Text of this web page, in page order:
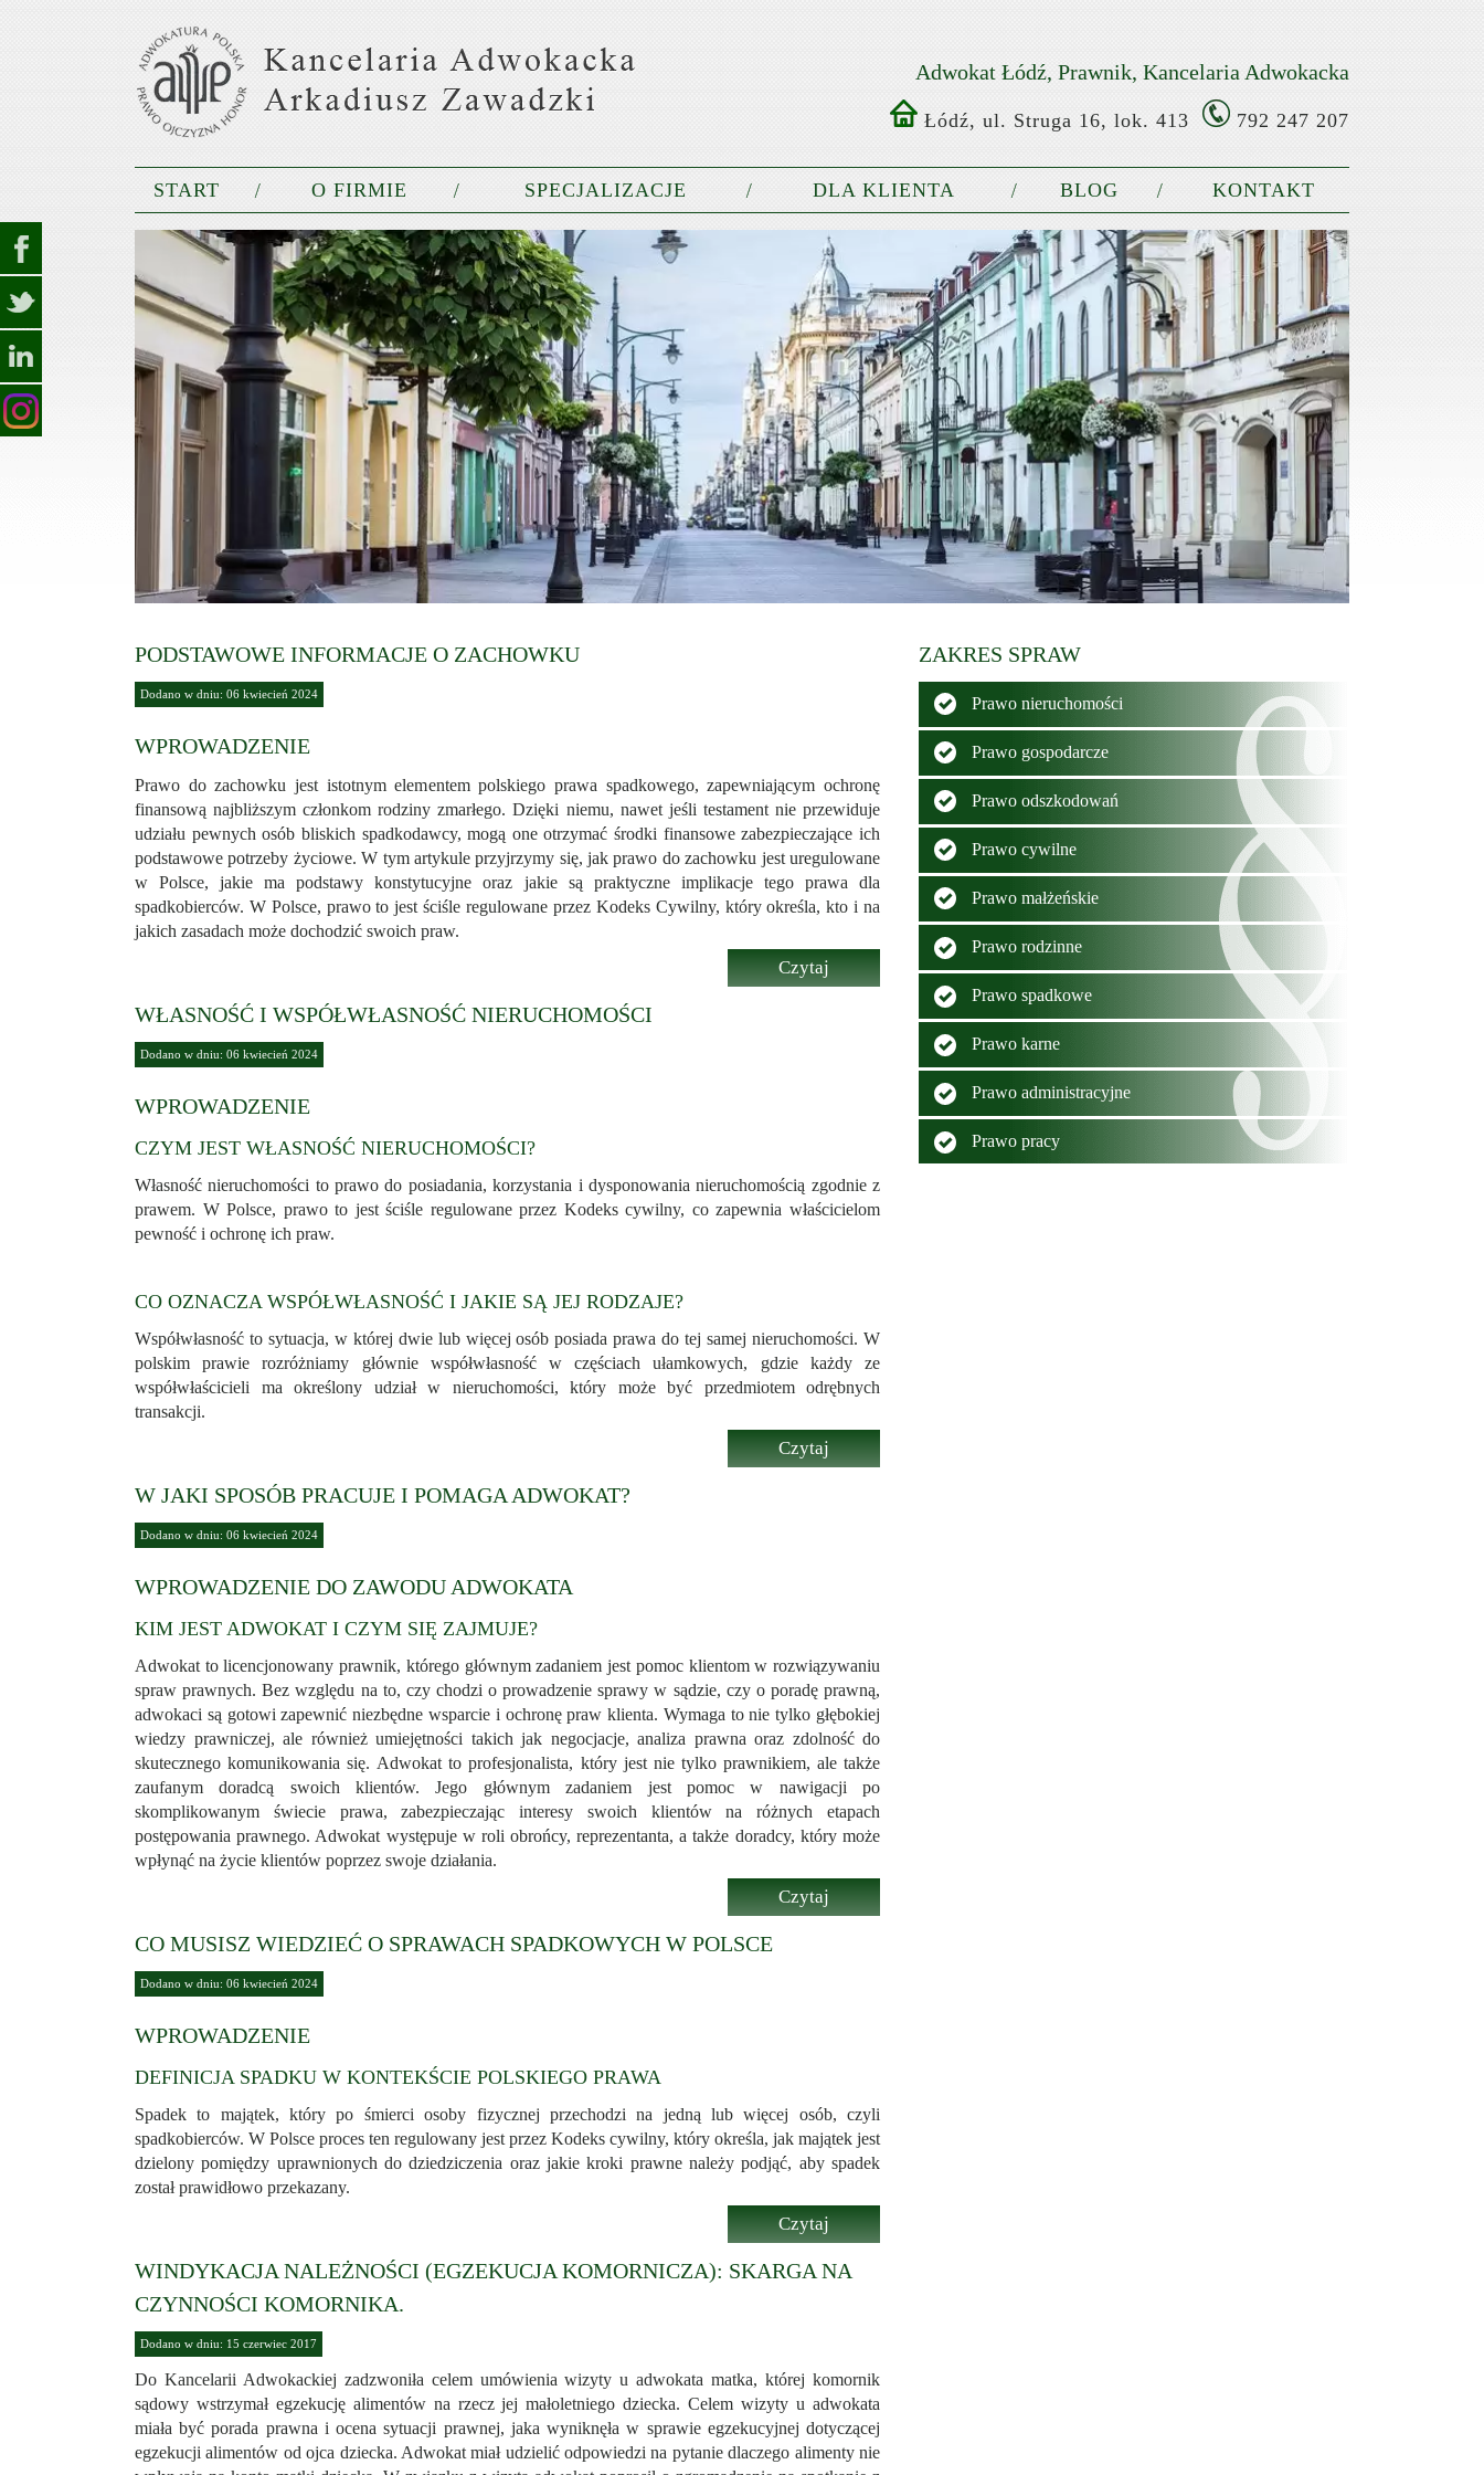
Adwokat Łódź, Prawnik, Kancelaria Adwokacka
792 247 207
Łódź, ul. Struga 16, lok. 413
START O FIRMIE SPECJALIZACJE DLA KLIENTA BLOG KONTAKT
PODSTAWOWE INFORMACJE O ZACHOWKU
Dodano w dniu: 06 kwiecień 2024
WPROWADZENIE
Prawo do zachowku jest istotnym elementem polskiego prawa spadkowego, zapewniającym ochronę
finansową najbliższym członkom rodziny zmarłego. Dzięki niemu, nawet jeśli testament nie przewiduje
udziału pewnych osób bliskich spadkodawcy, mogą one otrzymać środki finansowe zabezpieczające ich
podstawowe potrzeby życiowe. W tym artykule przyjrzymy się, jak prawo do zachowku jest uregulowane
w Polsce, jakie ma podstawy konstytucyjne oraz jakie są praktyczne implikacje tego prawa dla
spadkobierców. W Polsce, prawo to jest ściśle regulowane przez Kodeks Cywilny, który określa, kto i na
jakich zasadach może dochodzić swoich praw.
Czytaj
WŁASNOŚĆ I WSPÓŁWŁASNOŚĆ NIERUCHOMOŚCI
Dodano w dniu: 06 kwiecień 2024
WPROWADZENIE
CZYM JEST WŁASNOŚĆ NIERUCHOMOŚCI?
Własność nieruchomości to prawo do posiadania, korzystania i dysponowania nieruchomością zgodnie z
prawem. W Polsce, prawo to jest ściśle regulowane przez Kodeks cywilny, co zapewnia właścicielom
pewność i ochronę ich praw.
CO OZNACZA WSPÓŁWŁASNOŚĆ I JAKIE SĄ JEJ RODZAJE?
Współwłasność to sytuacja, w której dwie lub więcej osób posiada prawa do tej samej nieruchomości. W
polskim prawie rozróżniamy głównie współwłasność w częściach ułamkowych, gdzie każdy ze
współwłaścicieli ma określony udział w nieruchomości, który może być przedmiotem odrębnych
transakcji.
Czytaj
W JAKI SPOSÓB PRACUJE I POMAGA ADWOKAT?
Dodano w dniu: 06 kwiecień 2024
WPROWADZENIE DO ZAWODU ADWOKATA
KIM JEST ADWOKAT I CZYM SIĘ ZAJMUJE?
Adwokat to licencjonowany prawnik, którego głównym zadaniem jest pomoc klientom w rozwiązywaniu
spraw prawnych. Bez względu na to, czy chodzi o prowadzenie sprawy w sądzie, czy o poradę prawną,
adwokaci są gotowi zapewnić niezbędne wsparcie i ochronę praw klienta. Wymaga to nie tylko głębokiej
wiedzy prawniczej, ale również umiejętności takich jak negocjacje, analiza prawna oraz zdolność do
skutecznego komunikowania się. Adwokat to profesjonalista, który jest nie tylko prawnikiem, ale także
zaufanym doradcą swoich klientów. Jego głównym zadaniem jest pomoc w nawigacji po
skomplikowanym świecie prawa, zabezpieczając interesy swoich klientów na różnych etapach
postępowania prawnego. Adwokat występuje w roli obrońcy, reprezentanta, a także doradcy, który może
wpłynąć na życie klientów poprzez swoje działania.
Czytaj
CO MUSISZ WIEDZIEĆ O SPRAWACH SPADKOWYCH W POLSCE
Dodano w dniu: 06 kwiecień 2024
WPROWADZENIE
DEFINICJA SPADKU W KONTEKŚCIE POLSKIEGO PRAWA
Spadek to majątek, który po śmierci osoby fizycznej przechodzi na jedną lub więcej osób, czyli
spadkobierców. W Polsce proces ten regulowany jest przez Kodeks cywilny, który określa, jak majątek jest
dzielony pomiędzy uprawnionych do dziedziczenia oraz jakie kroki prawne należy podjąć, aby spadek
został prawidłowo przekazany.
Czytaj
więcej...
WINDYKACJA NALEŻNOŚCI (EGZEKUCJA KOMORNICZA): SKARGA NA
CZYNNOŚCI KOMORNIKA.
Dodano w dniu: 15 czerwiec 2017
Do Kancelarii Adwokackiej zadzwoniła celem umówienia wizyty u adwokata matka, której komornik
sądowy wstrzymał egzekucję alimentów na rzecz jej małoletniego dziecka. Celem wizyty u adwokata
miała być porada prawna i ocena sytuacji prawnej, jaka wyniknęła w sprawie egzekucyjnej dotyczącej
egzekucji alimentów od ojca dziecka. Adwokat miał udzielić odpowiedzi na pytanie dlaczego alimenty nie
ZAKRES SPRAW
Prawo nieruchomości
Prawo gospodarcze
Prawo odszkodowań
Prawo cywilne
Prawo małżeńskie
Prawo rodzinne
Prawo spadkowe
Prawo karne
Prawo administracyjne
Prawo pracy